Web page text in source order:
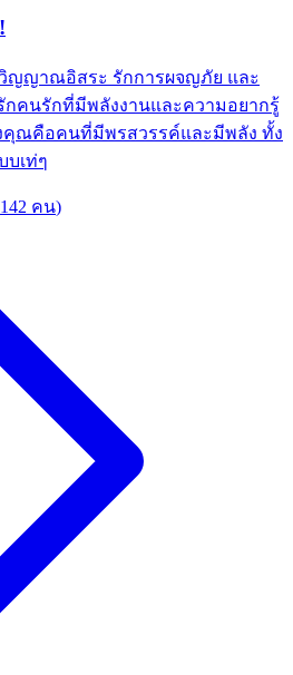
ญญาณอิสระ รักการผจญภัย และ
คนรักที่มีพลังงานและความอยากรู้
คุณคือคนที่มีพรสวรรค์และมีพลัง ทั้ง
บเท่ๆ
142 คน)